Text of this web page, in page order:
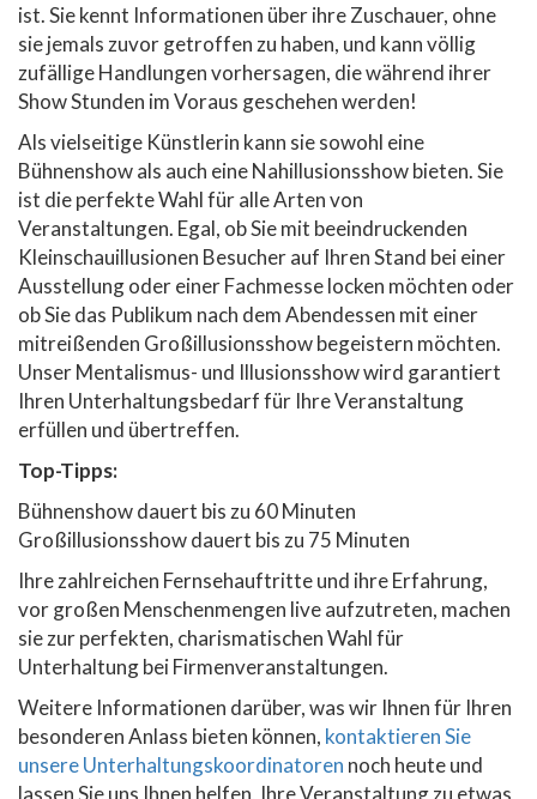
ist. Sie kennt Informationen über ihre Zuschauer, ohne
sie jemals zuvor getroffen zu haben, und kann völlig
zufällige Handlungen vorhersagen, die während ihrer
Show Stunden im Voraus geschehen werden!
Als vielseitige Künstlerin kann sie sowohl eine
Bühnenshow als auch eine Nahillusionsshow bieten. Sie
ist die perfekte Wahl für alle Arten von
Veranstaltungen. Egal, ob Sie mit beeindruckenden
Kleinschauillusionen Besucher auf Ihren Stand bei einer
Ausstellung oder einer Fachmesse locken möchten oder
ob Sie das Publikum nach dem Abendessen mit einer
mitreißenden Großillusionsshow begeistern möchten.
Unser Mentalismus- und Illusionsshow wird garantiert
Ihren Unterhaltungsbedarf für Ihre Veranstaltung
erfüllen und übertreffen.
Top-Tipps:
Bühnenshow dauert bis zu 60 Minuten
Großillusionsshow dauert bis zu 75 Minuten
Ihre zahlreichen Fernsehauftritte und ihre Erfahrung,
vor großen Menschenmengen live aufzutreten, machen
sie zur perfekten, charismatischen Wahl für
Unterhaltung bei Firmenveranstaltungen.
Weitere Informationen darüber, was wir Ihnen für Ihren
besonderen Anlass bieten können, kontaktieren Sie
unsere Unterhaltungskoordinatoren noch heute und
lassen Sie uns Ihnen helfen, Ihre Veranstaltung zu etwas